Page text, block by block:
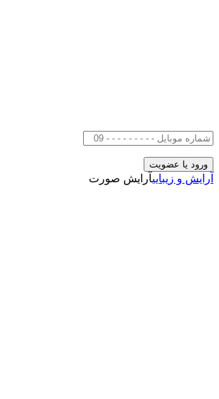
آرایش و زیباییآرایش صورت